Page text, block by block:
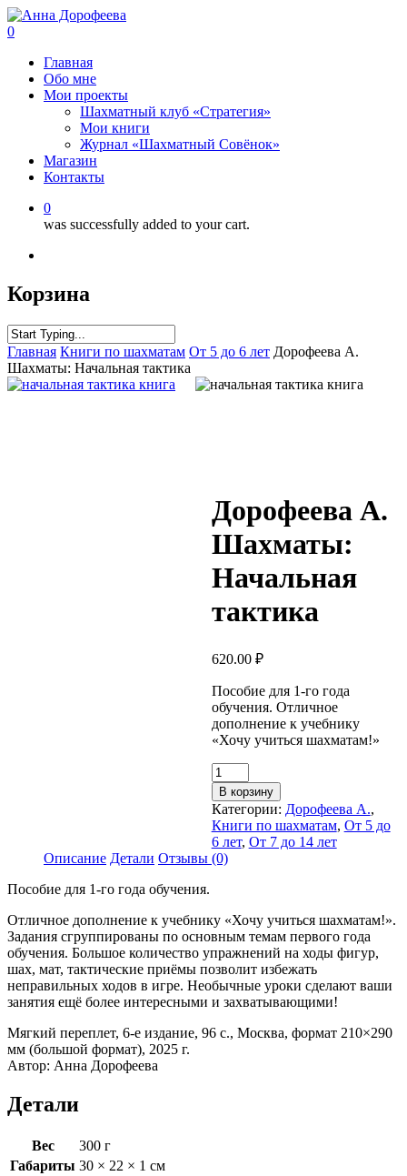
0
Главная
Обо мне
Мои проекты
Шахматный клуб «Стратегия»
Мои книги
Журнал «Шахматный Совёнок»
Магазин
Контакты
0
was successfully added to your cart.
Корзина
Главная Книги по шахматам От 5 до 6 лет Дорофеева А.
Шахматы: Начальная тактика
Дорофеева А.
Шахматы:
Начальная
тактика
620.00 ₽
Пособие для 1-го года
обучения. Отличное
дополнение к учебнику
«Хочу учиться шахматам!»
Количество
товара
Дорофеева
А.
Шахматы:
Начальная
тактика
В корзину
Категории: Дорофеева А.,
Книги по шахматам, От 5 до
6 лет, От 7 до 14 лет
Описание Детали Отзывы (0)
Пособие для 1-го года обучения.
Отличное дополнение к учебнику «Хочу учиться шахматам!».
Задания сгруппированы по основным темам первого года
обучения. Большое количество упражнений на ходы фигур,
шах, мат, тактические приёмы позволит избежать
неправильных ходов в игре. Необычные уроки сделают ваши
занятия ещё более интересными и захватывающими!
Мягкий переплет, 6-е издание, 96 с., Москва, формат 210×290
мм (большой формат), 2025 г.
Автор: Анна Дорофеева
Детали
Вес
300 г
Габариты 30 × 22 × 1 см